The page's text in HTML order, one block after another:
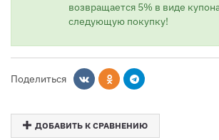
возвращается 5% в виде
следующую покупку!
Поделиться
ДОБАВИТЬ К СРАВНЕНИЮ